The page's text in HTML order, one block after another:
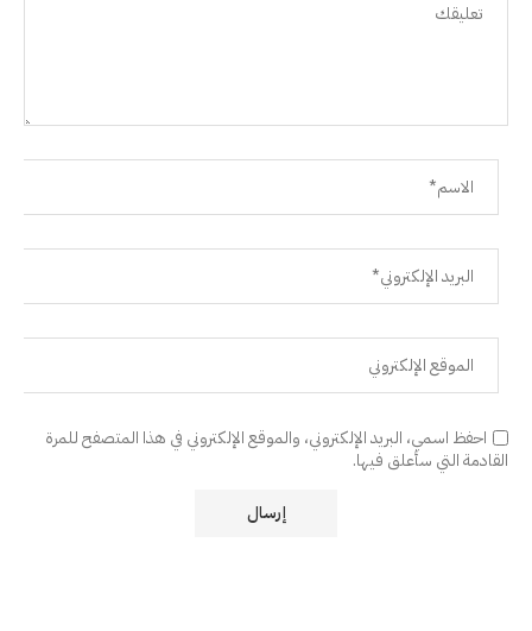
احفظ اسمي، البريد الإلكتروني، والموقع الإلكتروني في هذا المتصفح للمرة
القادمة التي سأعلق فيها.